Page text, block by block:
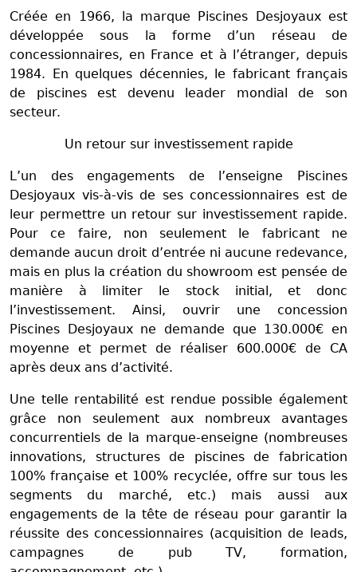
Créée en 1966, la marque Piscines Desjoyaux est
développée sous la forme d’un réseau de
concessionnaires, en France et à l’étranger, depuis
1984. En quelques décennies, le fabricant français
de piscines est devenu leader mondial de son
secteur.
Un retour sur investissement rapide
L’un des engagements de l’enseigne Piscines
Desjoyaux vis-à-vis de ses concessionnaires est de
leur permettre un retour sur investissement rapide.
Pour ce faire, non seulement le fabricant ne
demande aucun droit d’entrée ni aucune redevance,
mais en plus la création du showroom est pensée de
manière à limiter le stock initial, et donc
l’investissement. Ainsi, ouvrir une concession
Piscines Desjoyaux ne demande que 130.000€ en
moyenne et permet de réaliser 600.000€ de CA
après deux ans d’activité.
Une telle rentabilité est rendue possible également
grâce non seulement aux nombreux avantages
concurrentiels de la marque-enseigne (nombreuses
innovations, structures de piscines de fabrication
100% française et 100% recyclée, offre sur tous les
segments du marché, etc.) mais aussi aux
engagements de la tête de réseau pour garantir la
réussite des concessionnaires (acquisition de leads,
campagnes de pub TV, formation,